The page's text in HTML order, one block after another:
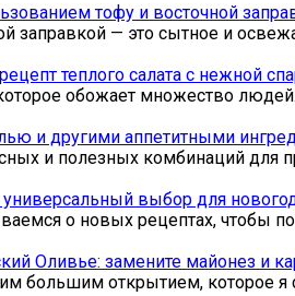
тофу и восточной
заправкой — это сытное и
теплого салата с нежной
обожает множество
и другими аппетитными
и полезных комбинаций для
выбор для
о новых рецептах, чтобы
Оливье: замените майонез и
большим открытием, которое